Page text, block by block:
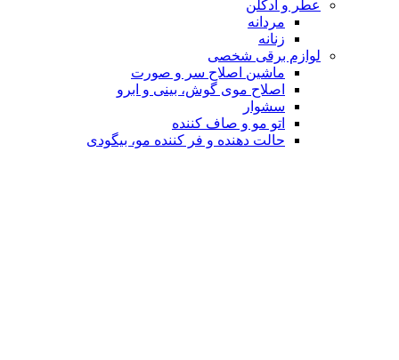
عطر و ادکلن
مردانه
زنانه
لوازم برقی شخصی
ماشین اصلاح سر و صورت
اصلاح موی گوش، بینی و ابرو
سشوار
اتو مو و صاف کننده
حالت دهنده و فر کننده مو، بیگودی